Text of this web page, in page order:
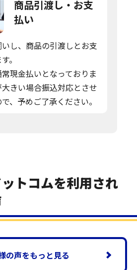
商品引渡し・お支
払い
し、商品の引渡しとお支
。
現金払いとなっておりま
きい場合振込対応とさせ
、予めご了承ください。
トコムを利用され
の声をもっと見る